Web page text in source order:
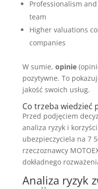
Professionalism and
team
Higher valuations
companies
W sumie, opinie
pozytywne. To
jakość swoich usług.
Co trzeba wiedzieć
Przed podjęciem
analiza ryzyk i
ubezpieczyciela na 7
rzeczoznawcy
dokładnego
Analiza ryzyk